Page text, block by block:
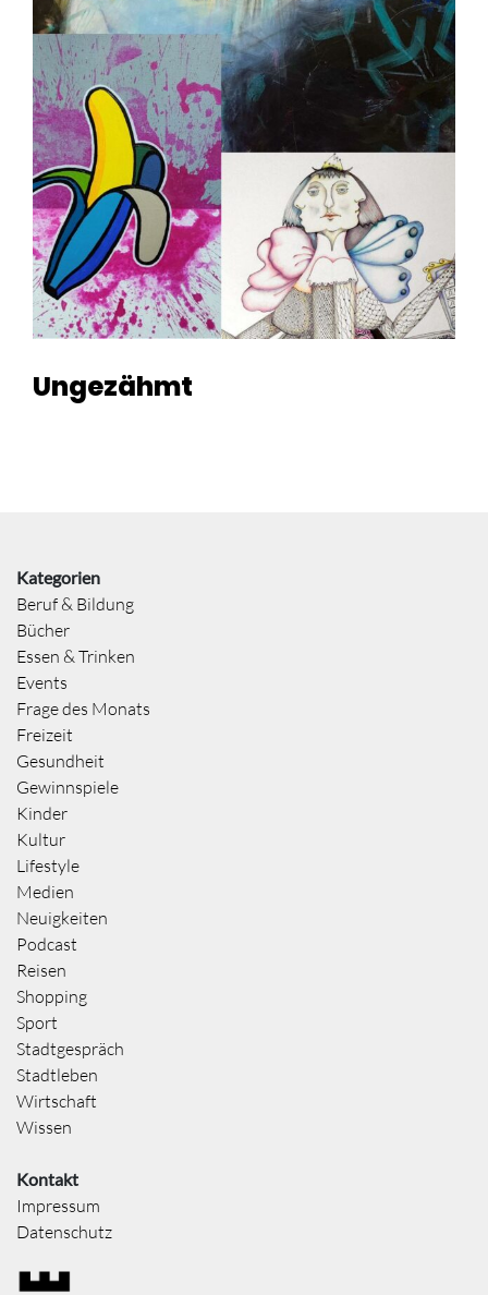
Ungezähmt
Kategorien
Beruf & Bildung
Bücher
Essen & Trinken
Events
Frage des Monats
Freizeit
Gesundheit
Gewinnspiele
Kinder
Kultur
Lifestyle
Medien
Neuigkeiten
Podcast
Reisen
Shopping
Sport
Stadtgespräch
Stadtleben
Wirtschaft
Wissen
Kontakt
Impressum
Datenschutz